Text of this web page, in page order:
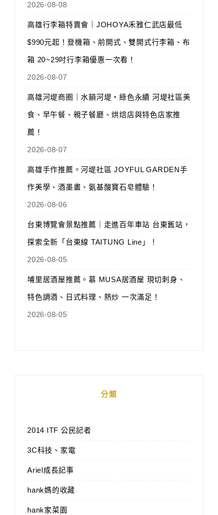
2026-08-08
高雄行李箱特賣會｜JOHOYA禾雅仁武店最低
$990元起！登機箱、前開式、雙開式行李箱、布
箱 20~29吋行李箱優惠一次看！
2026-08-07
高雄河堤商圈｜水韻河堤‧綠色永續 河堤社區美
食、早午餐、親子餐廳、烘焙店與特色店家推
薦！
2026-08-07
高雄手作推薦。河堤社區 JOYFUL GARDEN手
作美學、酒墨畫、氨基酸寶石皂體驗！
2026-08-06
台東博覽會景點推薦｜走進百年車站 台東舊站，
探索全新「台東線 TAITUNG Line」！
2026-08-05
埔里居酒屋推薦。慕 MUSA居酒屋 現切刺身、
特色調酒、日式料理、熱炒 一次滿足！
2026-08-05
分類
2014 ITF 公民記者
3C科技、家電
Ariel成長記事
hank媽的收藏
hank家菜園